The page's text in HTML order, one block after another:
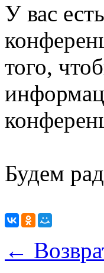
У вас
того,
Будем
←